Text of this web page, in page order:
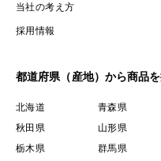
当社の考え方
採用情報
都道府県（産地）から商品
北海道 青森県
秋田県
山形県
栃木県
群馬県